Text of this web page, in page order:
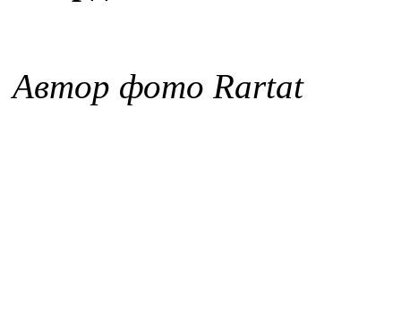
Автор фото Rartat